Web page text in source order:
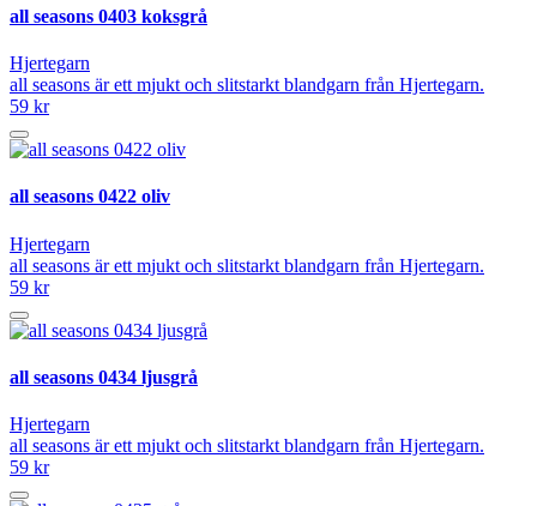
all seasons 0403 koksgrå
Hjertegarn
all seasons är ett mjukt och slitstarkt blandgarn från Hjertegarn.
59 kr
all seasons 0422 oliv
Hjertegarn
all seasons är ett mjukt och slitstarkt blandgarn från Hjertegarn.
59 kr
all seasons 0434 ljusgrå
Hjertegarn
all seasons är ett mjukt och slitstarkt blandgarn från Hjertegarn.
59 kr